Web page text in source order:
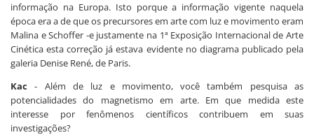
informação na Europa. Isto porque a informação vigente naquela
época era a de que os precursores em arte com luz e movimento eram
Malina e Schoffer -e justamente na 1ª Exposição Internacional de Arte
Cinética esta correção já estava evidente no diagrama publicado pela
galeria Denise René, de Paris.
Kac - Além de luz e movimento, você também pesquisa as
potencialidades do magnetismo em arte. Em que medida este
interesse por fenômenos científicos contribuem em suas
investigações?